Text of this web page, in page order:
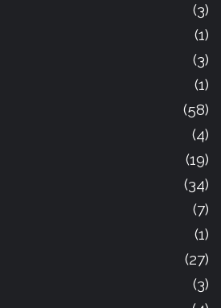
(3)
(1)
(3)
(1)
(58)
(4)
(19)
(34)
(7)
(1)
(27)
(3)